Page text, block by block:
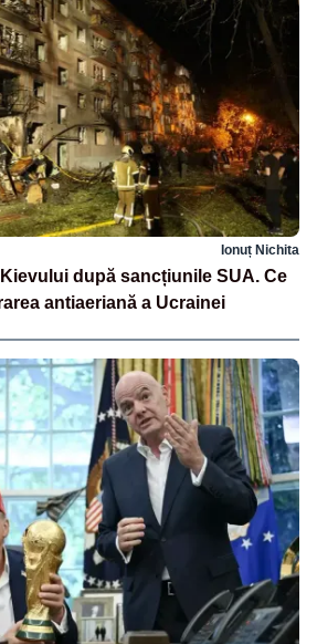
Ionuț Nichita
după sancțiunile SUA. Ce
antiaeriană a Ucrainei